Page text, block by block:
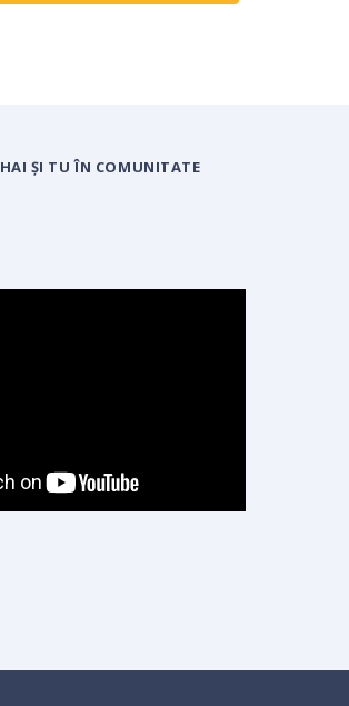
HAI ȘI TU ÎN COMUNITATE